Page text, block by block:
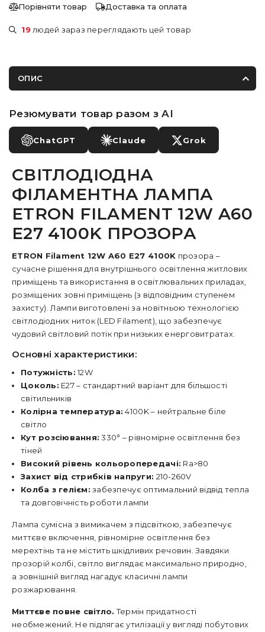
Порівняти товар Доставка та оплата
19 людей зараз переглядають цей товар
ОПИС
Резюмувати товар разом з AI
ChatGPT Claude Grok
СВІТЛОДІОДНА
ФІЛАМЕНТНА ЛАМПА
ETRON FILAMENT 12W A60
E27 4100K ПРОЗОРА
ETRON Filament 12W A60 E27 4100K прозора –
сучасне рішення для внутрішнього освітлення житлових
приміщень та використання в освітлювальних приладах,
розміщених зовні приміщень (з відповідним ступенем
захисту). Лампи виготовлені за новітньою технологією
світлодіодних ниток (LED Filament), що забезпечує
чудовий світловий потік при низьких енерговитратах.
Основні характеристики:
Потужність: 12W
Цоколь: E27 – стандартний варіант для більшості
світильників
Колірна температура: 4100K – нейтральне біле
світло
Кут розсіювання: 330° – рівномірне освітлення без
тіней
Високий рівень кольоропередачі: Ra>80
Захист від стрибків напруги: 210-260V
Колба з гелієм: забезпечує оптимальний відвід тепла
та довговічність роботи лампи
Лампа сумісна з вимикачем з підсвіткою, забезпечує
миттєве включення, рівномірне освітлення без
мерехтінь та не містить шкідливих речовин. Завдяки
прозорій колбі, світло виглядає максимально природно,
а зовнішній вигляд нагадує класичні лампи
розжарювання.
Миттєве повне світло. Термін придатності
необмежений. Не підлягає утилізації у вигляді побутових